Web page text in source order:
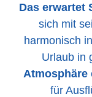
Das erwartet
sich mit
harmonisch
Urlaub in
Atmosphäre
für